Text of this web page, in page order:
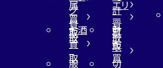
属
買
取
エリ
ー
買
取
グ
買
取
計
買
取
お酒
買
取
財
布
買
服
切